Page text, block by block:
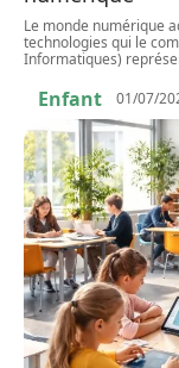
Le monde numérique
technologies qui le
Informatiques)
Enfant 01/07/